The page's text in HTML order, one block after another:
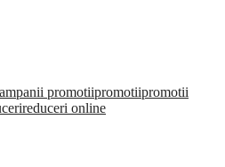
promotiipromotiipromotii
reduceri online